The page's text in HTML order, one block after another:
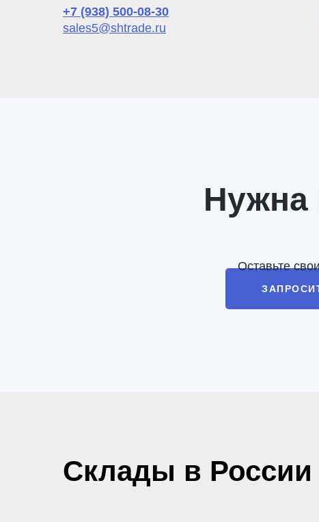
+7 (938) 500-08-30
sales5@shtrade.ru
Нужна
Оставьте
Склады в России